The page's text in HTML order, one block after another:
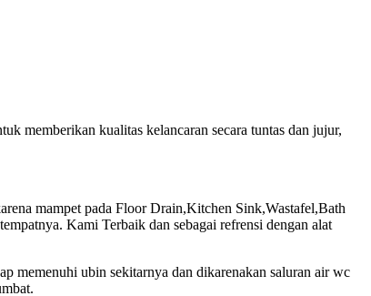
memberikan kualitas kelancaran secara tuntas dan jujur,
mampet pada Floor Drain,Kitchen Sink,Wastafel,Bath
Kami Terbaik dan sebagai refrensi dengan alat
memenuhi ubin sekitarnya dan dikarenakan saluran air wc